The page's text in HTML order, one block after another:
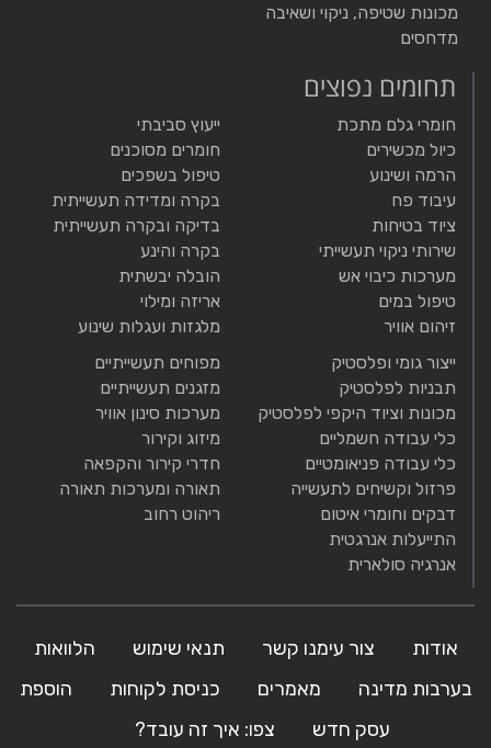
מכונות שטיפה, ניקוי ושאיבה
מדחסים
תחומים נפוצים
חומרי גלם מתכת
כיול מכשירים
הרמה ושינוע
עיבוד פח
ציוד בטיחות
שירותי ניקוי תעשייתי
מערכות כיבוי אש
טיפול במים
זיהום אוויר
ייעוץ סביבתי
חומרים מסוכנים
טיפול בשפכים
בקרה ומדידה תעשייתית
בדיקה ובקרה תעשייתית
בקרה והינע
הובלה יבשתית
אריזה ומילוי
מלגזות ועגלות שינוע
ייצור גומי ופלסטיק
תבניות לפלסטיק
מכונות וציוד היקפי לפלסטיק
כלי עבודה חשמליים
כלי עבודה פניאומטיים
פרזול וקשיחים לתעשייה
דבקים וחומרי איטום
התייעלות אנרגטית
אנרגיה סולארית
מפוחים תעשייתיים
מזגנים תעשייתיים
מערכות סינון אוויר
מיזוג וקירור
חדרי קירור והקפאה
תאורה ומערכות תאורה
ריהוט רחוב
אודות צור עימנו קשר תנאי שימוש
הלוואות
בערבות מדינה
מאמרים כניסת לקוחות
הוספת
עסק חדש
צפו: איך זה עובד?